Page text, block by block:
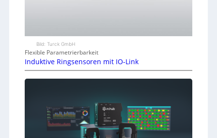
Bild: Turck GmbH
Flexible Parametrierbarkeit
Induktive Ringsensoren mit IO-Link